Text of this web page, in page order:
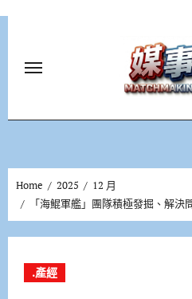
Home 2025
12 月
「海鯤軍艦」團隊積極發掘、解
.產經